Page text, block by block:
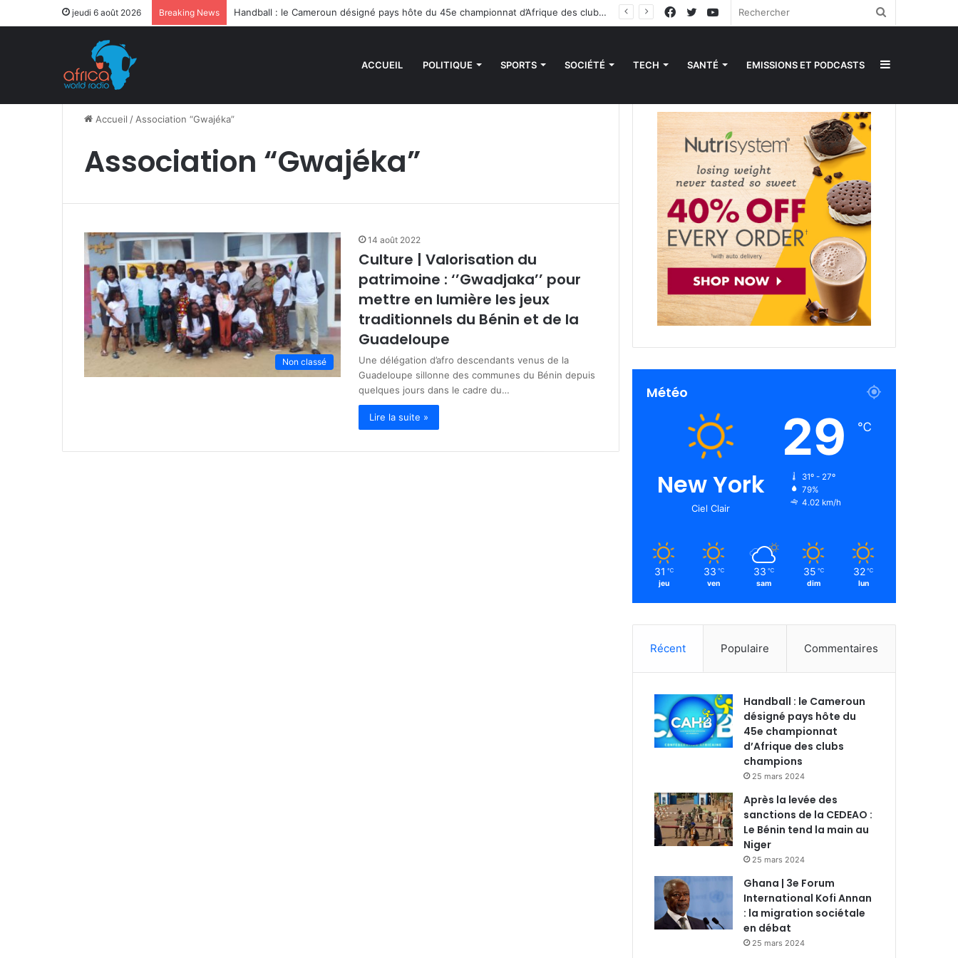
jeudi 6 août 2026 Breaking News Handball : le Cameroun désigné pays hôte du 45e championnat d’Afrique des clubs champions YouTube
Twitter
Facebook
ACCUEIL POLITIQUE SPORTS SOCIÉTÉ TECH SANTÉ EMISSIONS ET PODCASTS
Accueil / Association “Gwajéka”
Association “Gwajéka”
Non classé
14 août 2022
Culture | Valorisation du
patrimoine : ‘’Gwadjaka’’ pour
mettre en lumière les jeux
traditionnels du Bénin et de la
Guadeloupe
Une délégation d’afro descendants venus de la
Guadeloupe sillonne des communes du Bénin depuis
quelques jours dans le cadre du…
Lire la suite »
Météo
New York
Ciel Clair
29 ℃
31º - 27º
79%
4.02 km/h
31 ℃
jeu
33 ℃
ven
33 ℃
sam
35 ℃
dim
32 ℃
lun
Récent Populaire Commentaires
Handball : le Cameroun
désigné pays hôte du
45e championnat
d’Afrique des clubs
champions
25 mars 2024
Après la levée des
sanctions de la CEDEAO :
Le Bénin tend la main au
Niger
25 mars 2024
Ghana | 3e Forum
International Kofi Annan
: la migration sociétale
en débat
25 mars 2024